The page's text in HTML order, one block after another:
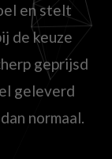
en stelt
de keuze
geprijsd
geleverd
normaal.